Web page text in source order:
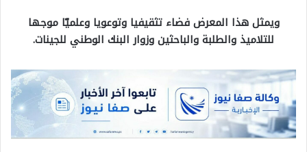
ويمثل هذا المعرض فضاء تثقيفيا وتوعويا وعلميّا موجها
للتلاميذ والطلبة والباحثين وزوار البنك الوطني للجينات.